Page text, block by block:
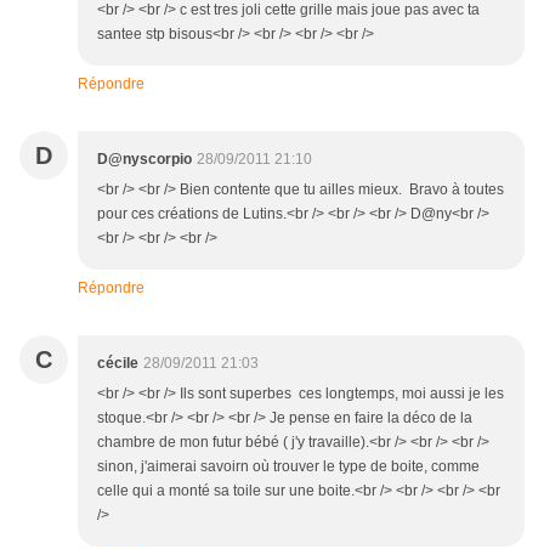
<br /> <br /> c est tres joli cette grille mais joue pas avec ta
santee stp bisous<br /> <br /> <br /> <br />
Répondre
D D@nyscorpio 28/09/2011 21:10
<br /> <br /> Bien contente que tu ailles mieux. Bravo à toutes
pour ces créations de Lutins.<br /> <br /> <br /> D@ny<br />
<br /> <br /> <br />
Répondre
C cécile 28/09/2011 21:03
<br /> <br /> Ils sont superbes ces longtemps, moi aussi je les
stoque.<br /> <br /> <br /> Je pense en faire la déco de la
chambre de mon futur bébé ( j'y travaille).<br /> <br /> <br />
sinon, j'aimerai savoirn où trouver le type de boite, comme
celle qui a monté sa toile sur une boite.<br /> <br /> <br /> <br
/>